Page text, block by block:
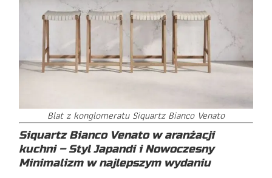
Blat z konglomeratu Siquartz Bianco Venato
Siquartz Bianco Venato w aranżacji
kuchni – Styl Japandi i Nowoczesny
Minimalizm w najlepszym wydaniu